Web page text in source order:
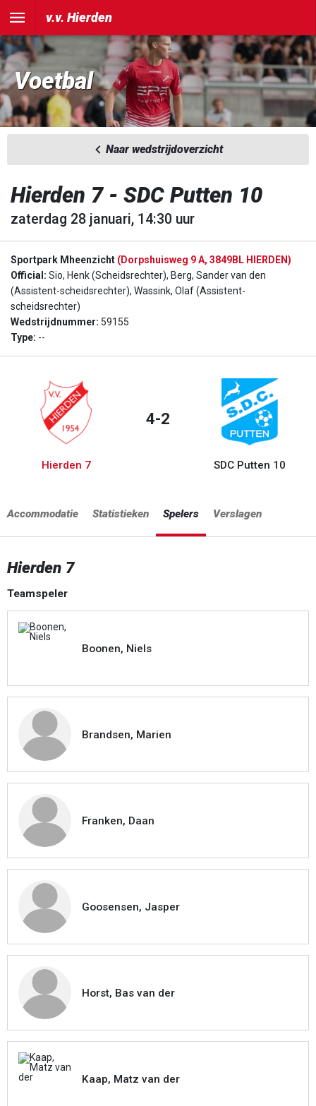
v.v. Hierden
Voetbal
Naar wedstrijdoverzicht
Hierden 7 - SDC Putten 10
zaterdag 28 januari, 14:30 uur
Sportpark Mheenzicht (Dorpshuisweg 9 A, 3849BL HIERDEN)
Official: Sio, Henk (Scheidsrechter), Berg, Sander van den
(Assistent-scheidsrechter), Wassink, Olaf (Assistent-
scheidsrechter)
Wedstrijdnummer: 59155
Type: --
Hierden 7
4-2
SDC Putten 10
Accommodatie Statistieken Spelers Verslagen
Hierden 7
Teamspeler
Boonen, Niels
Brandsen, Marien
Franken, Daan
Goosensen, Jasper
Horst, Bas van der
Kaap, Matz van der